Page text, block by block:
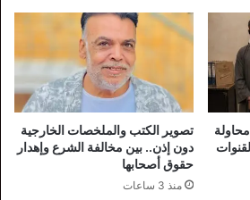
تصوير الكتب والملخصات الخارجية
دون إذن.. بين مخالفة الشرع وإهدار
حقوق أصحابها
منذ 3 ساعات